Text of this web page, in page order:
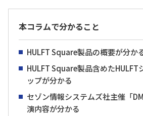
本コラムで分かること
HULFT Square製品の概要が分か
HULFT Square製品含めたHULFT
ップが分かる
セゾン情報システムズ社主催「
演内容が分かる